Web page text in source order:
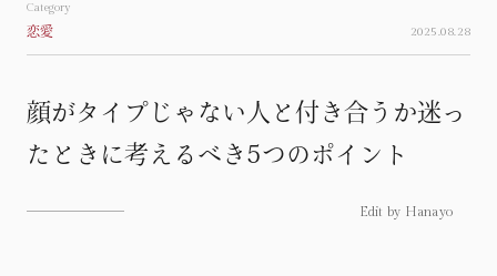
心揺れる瞬間たち
Moment
Category
恋愛
2025.08.28
顔がタイプじゃない人と付き合うか迷っ
たときに考えるべき5つのポイント
Edit by Hanayo